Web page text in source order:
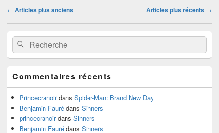
Navigation
articles
← Articles plus anciens Articles plus récents →
Zone
principale
de
widget
barre
latérale
Recherche :Rechercher
Commentaires récents
Princecranoirdans Spider-Man: Brand New Day
Benjamin Fauré dans Sinners
princecranoirdans Sinners
Benjamin Fauré dans Sinners